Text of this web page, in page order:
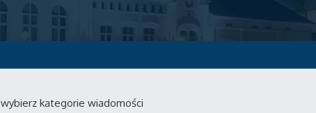
wybierz kategorie wiadomości